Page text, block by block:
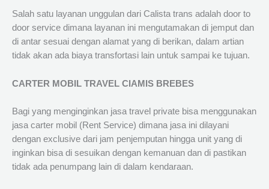
Salah satu layanan unggulan dari Calista trans adalah door to
door service dimana layanan ini mengutamakan di jemput dan
di antar sesuai dengan alamat yang di berikan, dalam artian
tidak akan ada biaya transfortasi lain untuk sampai ke tujuan.
CARTER MOBIL TRAVEL CIAMIS BREBES
Bagi yang menginginkan jasa travel private bisa menggunakan
jasa carter mobil (Rent Service) dimana jasa ini dilayani
dengan exclusive dari jam penjemputan hingga unit yang di
inginkan bisa di sesuikan dengan kemanuan dan di pastikan
tidak ada penumpang lain di dalam kendaraan.